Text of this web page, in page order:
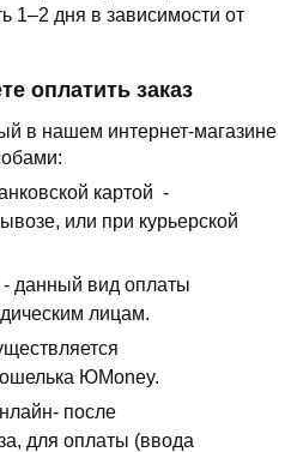
1–2 дня в зависимости от
оплатить заказ
в нашем интернет-магазине
картой -
или при курьерской
- данный вид оплаты
лицам.
ЮMoney.
после
для оплаты (ввода